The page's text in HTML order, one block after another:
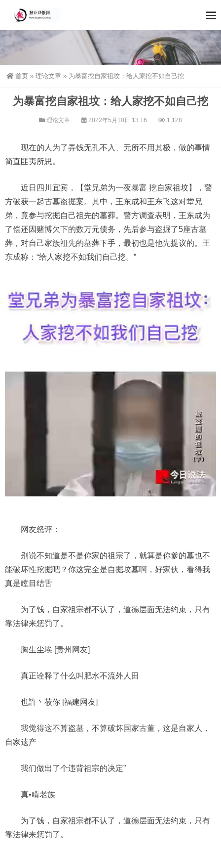
首页 » 理论文章 » 为暴富挖自家祖坟：给人家挖不如自己挖
为暴富挖自家祖坟：给人家挖不如自己挖
理论文章 2022年5月10日 13:16 1,128
现在的人为了弄钱无孔不入、无所不用其极，做的事情
简直匪夷所思。
近日四川宜宾，【堂兄弟为一夜暴富 挖自家祖坟】，警
方破获一起古墓盗掘案。其中，王东成和王东飞这对堂兄
弟，竟参与挖掘自己祖先的墓葬。警方调查表明，王东成为
了偿还因赌博欠下的数万元债务，先后参与盗掘了5座古墓
葬，对自己家族祖先的墓葬下手，最初也是他先提议的。王
东成称：“给人家挖不如我们自己挖。”
网友怒评：
别说不知道是不是你家的祖宗了，就算是你爹的墓也不
能破坏性挖掘吧？你这完全是自掘坟墓啊，好家伙，看得我
真是瞠目结舌
为了钱，自家祖宗都不认了，道德层面无法约束，只有
靠法律来惩罚了。
胸生尘埃 [贵州网友]
真正诠释了什么叫肥水不流外人田
也許丶莜你 [福建网友]
我觉得这不算盗墓，不算破坏国家古董，这是自家人，
自家遗产
我们做出了个违背祖宗的决定”
真•啃老族
为了钱，自家祖宗都不认了，道德层面无法约束，只有
靠法律来惩罚了。